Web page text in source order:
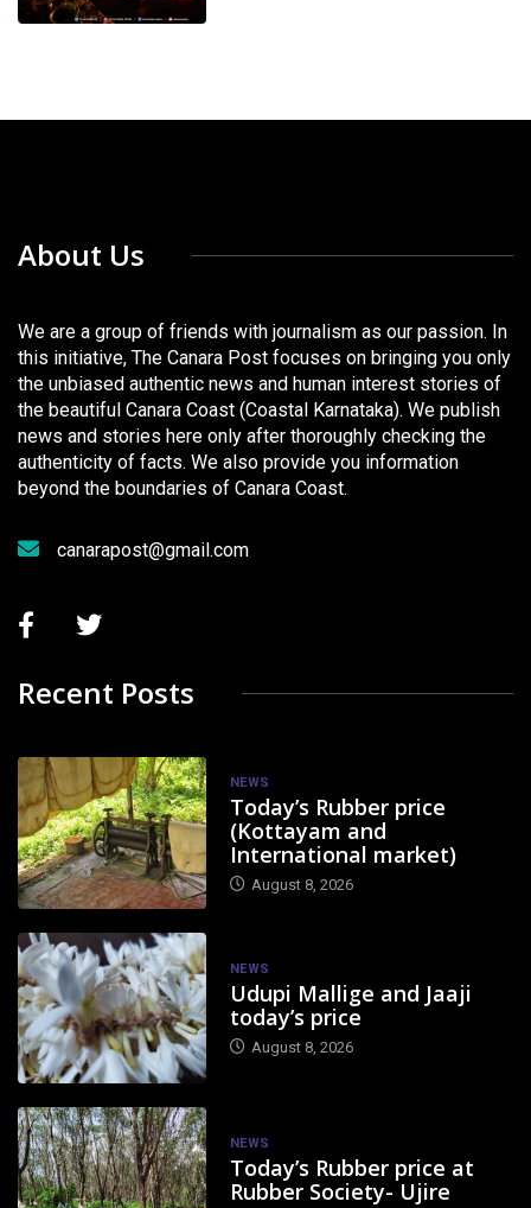
About Us
We are a group of friends with journalism as our passion. In
this initiative, The Canara Post focuses on bringing you only
the unbiased authentic news and human interest stories of
the beautiful Canara Coast (Coastal Karnataka). We publish
news and stories here only after thoroughly checking the
authenticity of facts. We also provide you information
beyond the boundaries of Canara Coast.
canarapost@gmail.com
Recent Posts
NEWS
Today’s Rubber price
(Kottayam and
International market)
August 8, 2026
NEWS
Udupi Mallige and Jaaji
today’s price
August 8, 2026
NEWS
Today’s Rubber price at
Rubber Society- Ujire